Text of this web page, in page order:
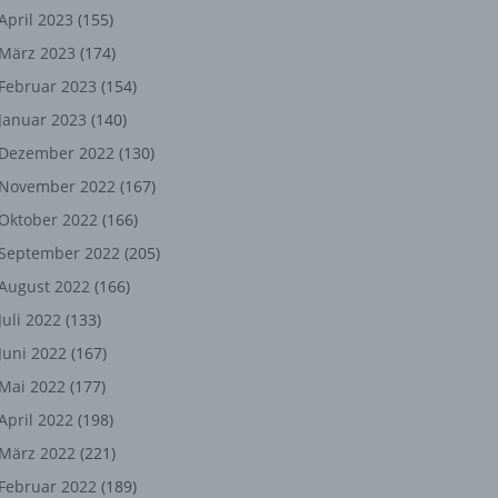
2023 (155)
März 2023 (174)
Februar 2023 (154)
Januar 2023 (140)
Dezember 2022 (130)
November 2022 (167)
Oktober 2022 (166)
September 2022 (205)
2022 (166)
Juli 2022 (133)
Juni 2022 (167)
Mai 2022 (177)
2022 (198)
März 2022 (221)
Februar 2022 (189)
oder